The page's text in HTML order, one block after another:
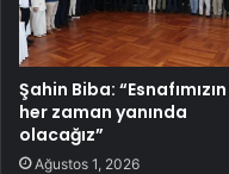
Şahin Biba: “Esnafımızın
her zaman yanında
olacağız”
Ağustos 1, 2026